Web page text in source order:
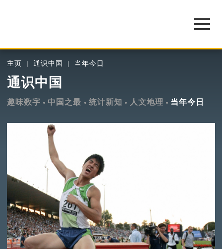
主页 通识中国 当年今日
通识中国
趣味数字 中国之最 统计新知 人文地理 当年今日